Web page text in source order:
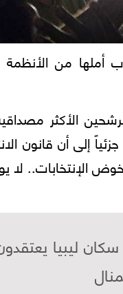
من الأنظمة
الأكثر
إلى أن قانون
الإنتخابات.. لا
ليبيا